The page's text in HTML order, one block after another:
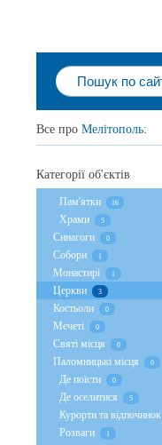
Все про Мелітополь:
Категорії об'єктів
Пам'ятки 16
Храми 5
Cинагоги 0
Собори 1
Монастирі 1
Церкви 3
Костьоли 0
Мечеті 0
Святі місця 0
Паломницькі місця 0
Де поїсти 0
Де оселитися 5
Курорти та відпочинок
Розваги 1